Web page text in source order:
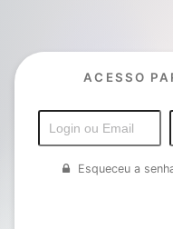
ACESSO
Esqueceu a